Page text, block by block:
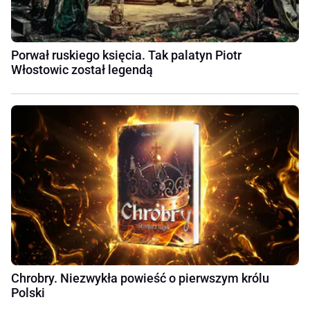
Porwał ruskiego księcia. Tak palatyn Piotr
Włostowic został legendą
Chrobry. Niezwykła powieść o pierwszym królu
Polski